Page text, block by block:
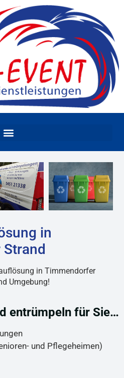
in
in Timmendorfer
Umgebung!
entrümpeln für Sie…
und Pflegeheimen)